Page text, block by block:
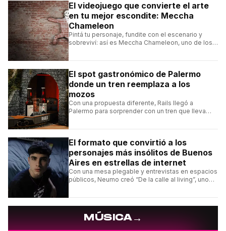
El videojuego que convierte el arte
en tu mejor escondite: Meccha
Chameleon
Pintá tu personaje, fundite con el escenario y
sobreviví: así es Meccha Chameleon, uno de los
El spot gastronómico de Palermo
donde un tren reemplaza a los
mozos
Con una propuesta diferente, Rails llegó a
Palermo para sorprender con un tren que lleva
El formato que convirtió a los
personajes más insólitos de Buenos
Aires en estrellas de internet
Con una mesa plegable y entrevistas en espacios
públicos, Neumo creó “De la calle al living”, uno
MÚSICA→